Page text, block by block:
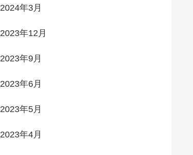
2024年3月
2023年12月
2023年9月
2023年6月
2023年5月
2023年4月